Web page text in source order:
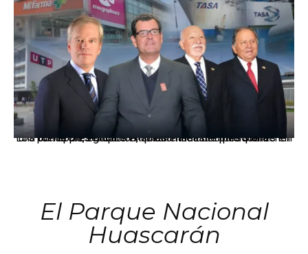
Los principales grupos empresariales del país mantienen una fuerte presencia en Áncash mediante inversiones en comercio, educación, salud e industria pesquera.
El Parque Nacional
Huascarán